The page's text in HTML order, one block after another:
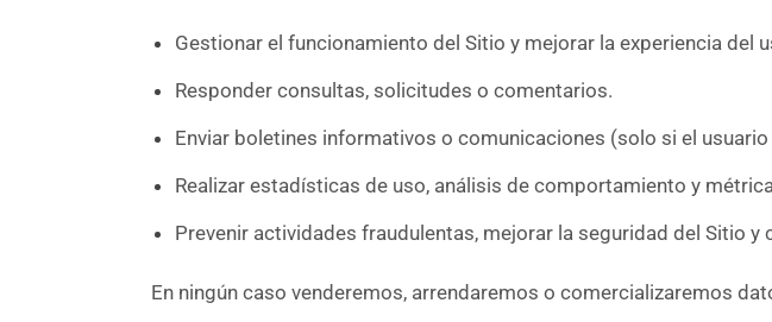
Gestionar el funcionamiento del Sitio y mejorar la experiencia del
Responder consultas, solicitudes o comentarios.
Enviar boletines informativos o comunicaciones (solo si el
Realizar estadísticas de uso, análisis de comportamiento y
Prevenir actividades fraudulentas, mejorar la seguridad del Sitio
En ningún caso venderemos, arrendaremos o comercializaremos